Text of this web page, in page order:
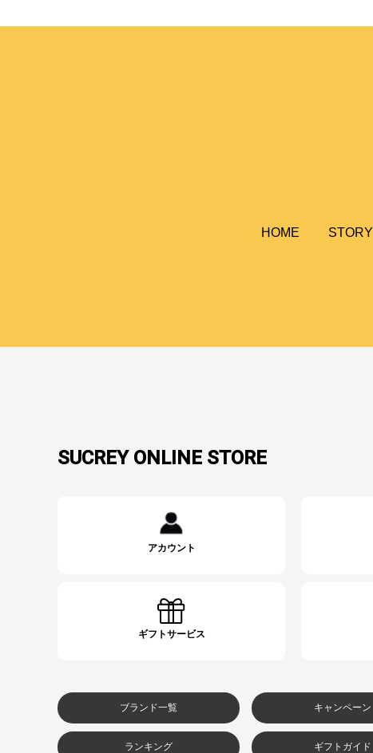
HOME STORY
SUCREY ONLINE STORE
アカウント
ギフトサービス
ブランド一覧 キャンペーン
ランキング ギフトガイド